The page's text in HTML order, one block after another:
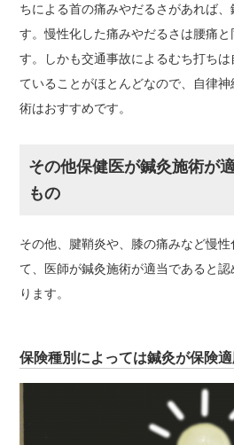
ちによる首の痛みやだるさがあれば
す。慢性化した痛みやだるさは腰痛
す。しかも交通事故によるむち打ち
ていることがほとんどなので、自律
術はおすすめです。
その他保健医が鍼灸施術が
もの
その他、腱鞘炎や、膝の痛みなど慢
て、医師が鍼灸施術が適当であると
ります。
保険種別によっては鍼灸が保険